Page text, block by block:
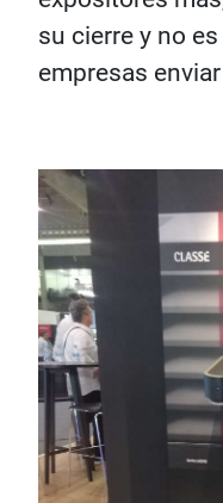
su cierre y no
empresas